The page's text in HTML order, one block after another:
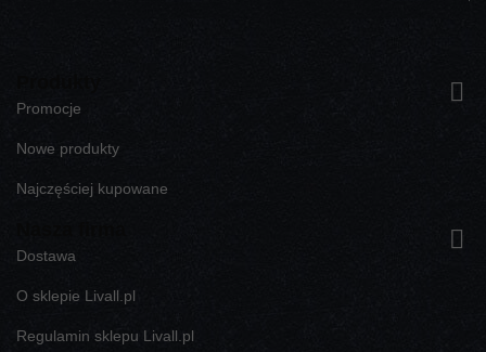

Promocje
Nowe produkty
Najczęściej kupowane

Dostawa
O sklepie Livall.pl
Regulamin sklepu Livall.pl